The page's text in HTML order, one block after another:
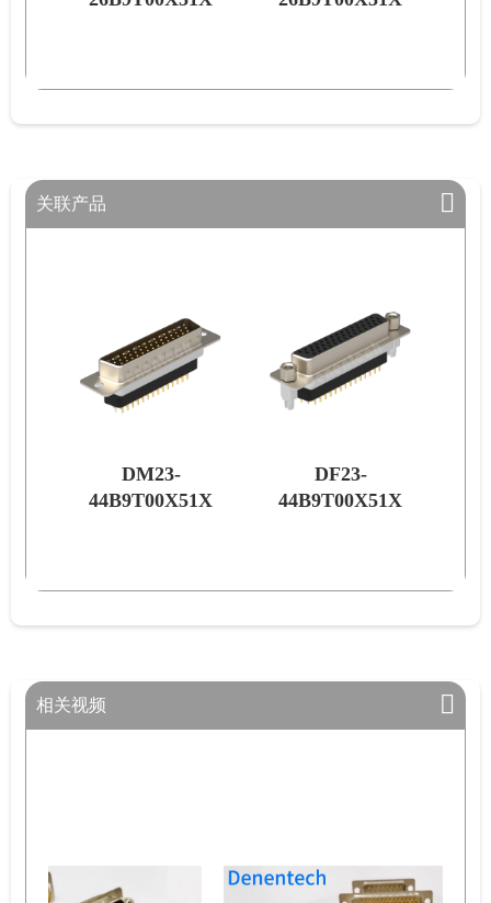
关联产品
DM23-
44B9T00X51X
DF23-
44B9T00X51X
相关视频